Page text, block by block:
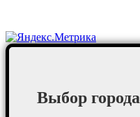
Выбор города